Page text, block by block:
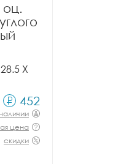
оц.
X
452
цена
скидки